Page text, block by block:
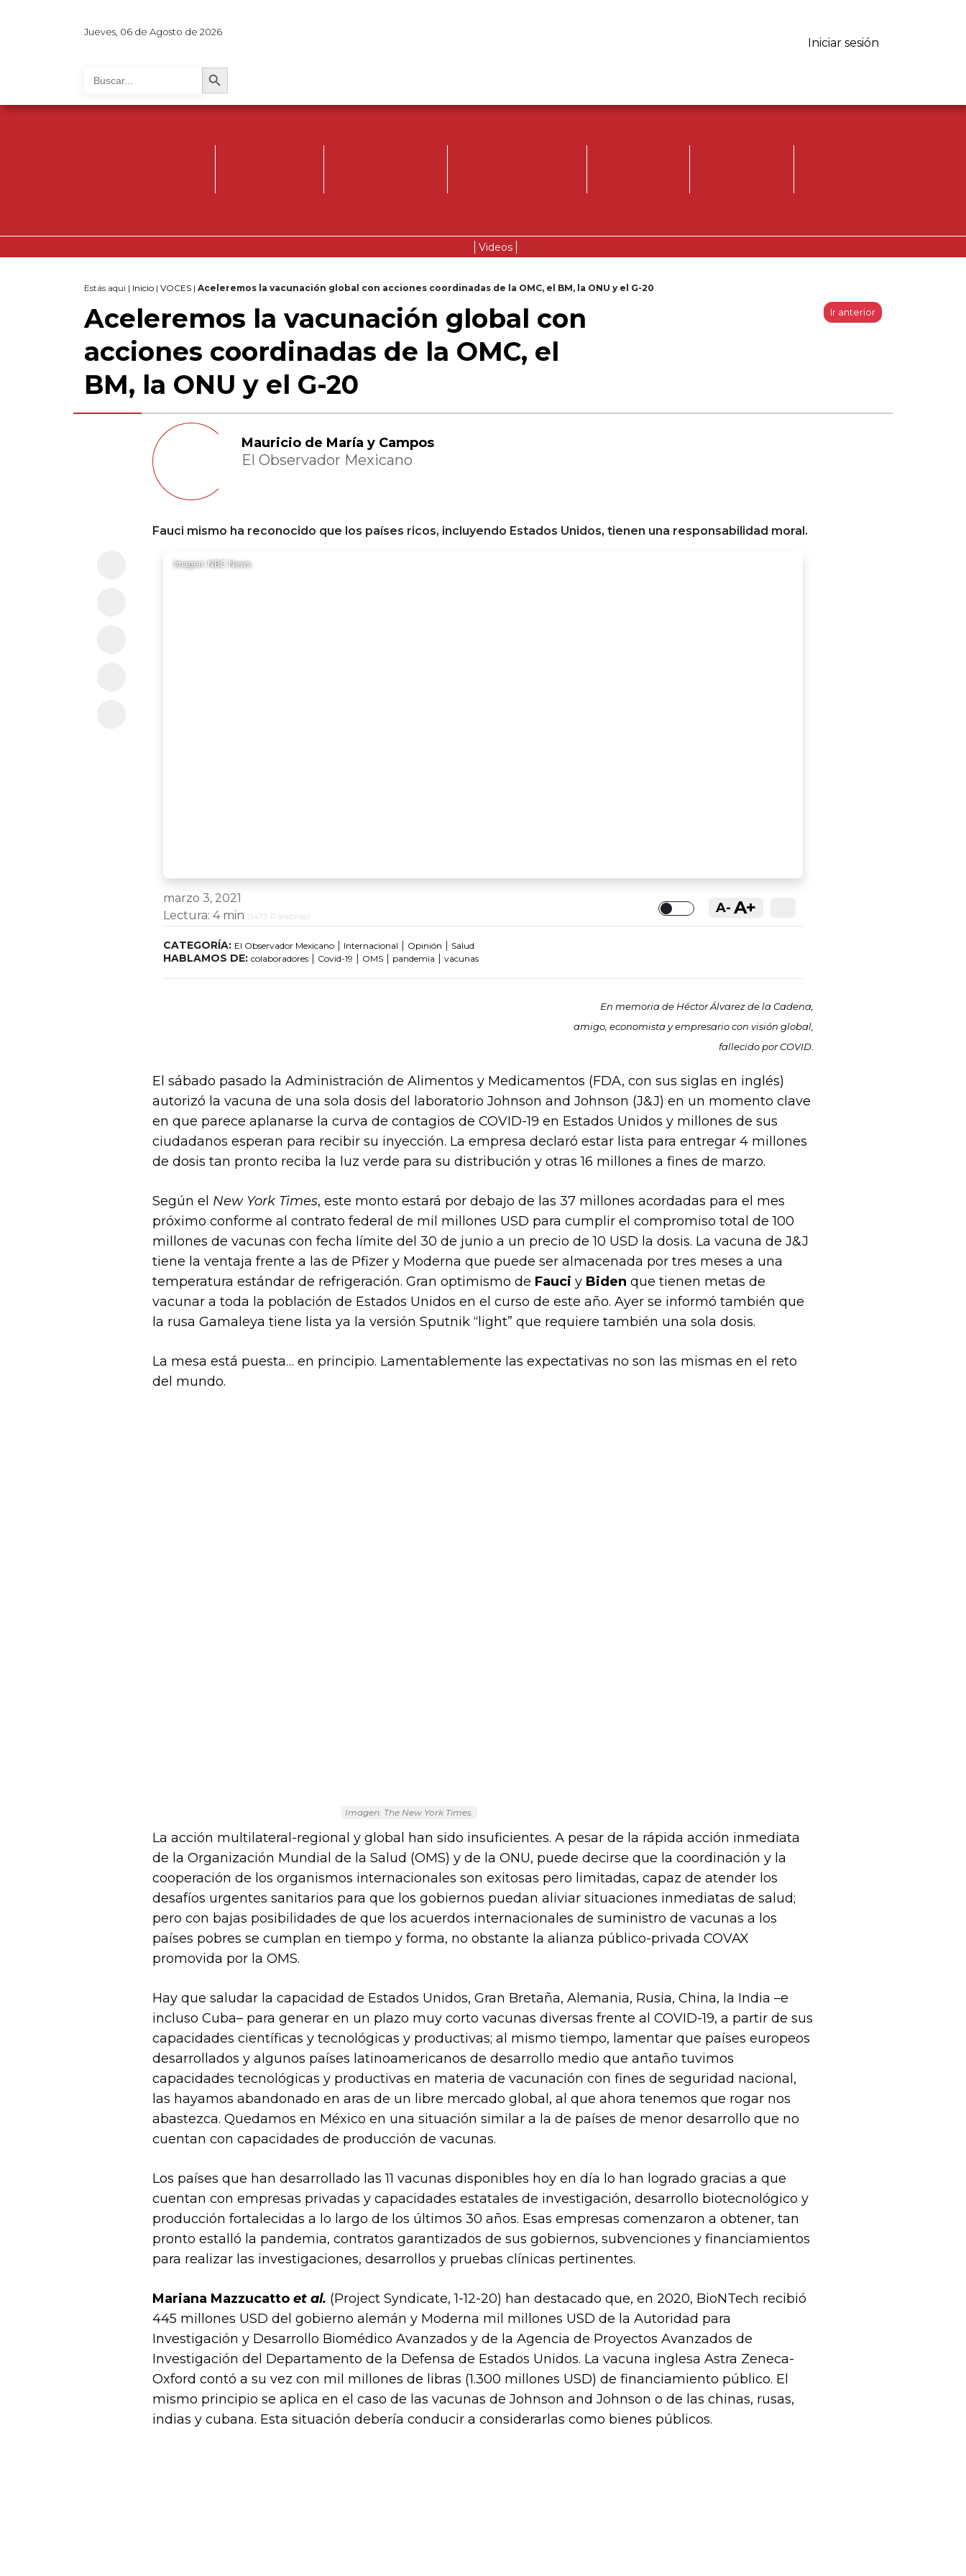
Jueves, 06 de Agosto de 2026
for:
Search Button
Iniciar sesión
Registrese, para
opinar.
Videos
Estás aqui | Inicio | VOCES | Aceleremos la vacunación global con acciones coordinadas de la OMC, el BM, la ONU y el G-20
Aceleremos la vacunación global con
acciones coordinadas de la OMC, el
BM, la ONU y el G-20
Ir anterior
Mauricio de María y Campos
El Observador Mexicano
Fauci mismo ha reconocido que los países ricos, incluyendo Estados Unidos, tienen una responsabilidad moral.
Imagen: NBC News.
marzo 3, 2021
Lectura: 4 min ( 1473 Palabras) Toggle
A- A+
CATEGORÍA: El Observador Mexicano | Internacional | Opinión | Salud
HABLAMOS DE: colaboradores | Covid-19 | OMS | pandemia | vacunas
En memoria de Héctor Álvarez de la Cadena,
amigo, economista y empresario con visión global,
fallecido por COVID.
El sábado pasado la Administración de Alimentos y Medicamentos (FDA, con sus siglas en inglés)
autorizó la vacuna de una sola dosis del laboratorio Johnson and Johnson (J&J) en un momento clave
en que parece aplanarse la curva de contagios de COVID-19 en Estados Unidos y millones de sus
ciudadanos esperan para recibir su inyección. La empresa declaró estar lista para entregar 4 millones
de dosis tan pronto reciba la luz verde para su distribución y otras 16 millones a fines de marzo.
Según el New York Times, este monto estará por debajo de las 37 millones acordadas para el mes
próximo conforme al contrato federal de mil millones USD para cumplir el compromiso total de 100
millones de vacunas con fecha límite del 30 de junio a un precio de 10 USD la dosis. La vacuna de J&J
tiene la ventaja frente a las de Pfizer y Moderna que puede ser almacenada por tres meses a una
temperatura estándar de refrigeración. Gran optimismo de Fauci y Biden que tienen metas de
vacunar a toda la población de Estados Unidos en el curso de este año. Ayer se informó también que
la rusa Gamaleya tiene lista ya la versión Sputnik “light” que requiere también una sola dosis.
La mesa está puesta… en principio. Lamentablemente las expectativas no son las mismas en el reto
del mundo.
Imagen: The New York Times.
La acción multilateral-regional y global han sido insuficientes. A pesar de la rápida acción inmediata
de la Organización Mundial de la Salud (OMS) y de la ONU, puede decirse que la coordinación y la
cooperación de los organismos internacionales son exitosas pero limitadas, capaz de atender los
desafíos urgentes sanitarios para que los gobiernos puedan aliviar situaciones inmediatas de salud;
pero con bajas posibilidades de que los acuerdos internacionales de suministro de vacunas a los
países pobres se cumplan en tiempo y forma, no obstante la alianza público-privada COVAX
promovida por la OMS.
Hay que saludar la capacidad de Estados Unidos, Gran Bretaña, Alemania, Rusia, China, la India –e
incluso Cuba– para generar en un plazo muy corto vacunas diversas frente al COVID-19, a partir de sus
capacidades científicas y tecnológicas y productivas; al mismo tiempo, lamentar que países europeos
desarrollados y algunos países latinoamericanos de desarrollo medio que antaño tuvimos
capacidades tecnológicas y productivas en materia de vacunación con fines de seguridad nacional,
las hayamos abandonado en aras de un libre mercado global, al que ahora tenemos que rogar nos
abastezca. Quedamos en México en una situación similar a la de países de menor desarrollo que no
cuentan con capacidades de producción de vacunas.
Los países que han desarrollado las 11 vacunas disponibles hoy en día lo han logrado gracias a que
cuentan con empresas privadas y capacidades estatales de investigación, desarrollo biotecnológico y
producción fortalecidas a lo largo de los últimos 30 años. Esas empresas comenzaron a obtener, tan
pronto estalló la pandemia, contratos garantizados de sus gobiernos, subvenciones y financiamientos
para realizar las investigaciones, desarrollos y pruebas clínicas pertinentes.
Mariana Mazzucatto et al. (Project Syndicate, 1-12-20) han destacado que, en 2020, BioNTech recibió
445 millones USD del gobierno alemán y Moderna mil millones USD de la Autoridad para
Investigación y Desarrollo Biomédico Avanzados y de la Agencia de Proyectos Avanzados de
Investigación del Departamento de la Defensa de Estados Unidos. La vacuna inglesa Astra Zeneca-
Oxford contó a su vez con mil millones de libras (1.300 millones USD) de financiamiento público. El
mismo principio se aplica en el caso de las vacunas de Johnson and Johnson o de las chinas, rusas,
indias y cubana. Esta situación debería conducir a considerarlas como bienes públicos.